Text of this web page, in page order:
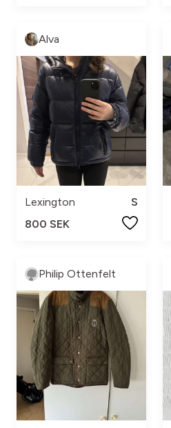
Alva
Lexington
S
800 SEK
Philip Ottenfelt